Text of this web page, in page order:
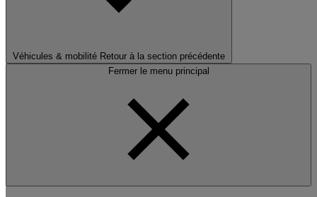
Véhicules & mobilité Retour à la section précédente
Fermer le menu principal